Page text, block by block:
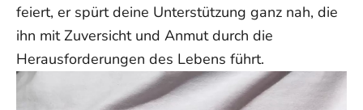
feiert, er spürt deine Unterstützung ganz nah, die
ihn mit Zuversicht und Anmut durch die
Herausforderungen des Lebens führt.